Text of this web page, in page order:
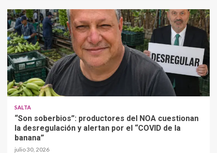
SALTA
“Son soberbios”: productores del NOA cuestionan
la desregulación y alertan por el “COVID de la
banana”
julio 30, 2026